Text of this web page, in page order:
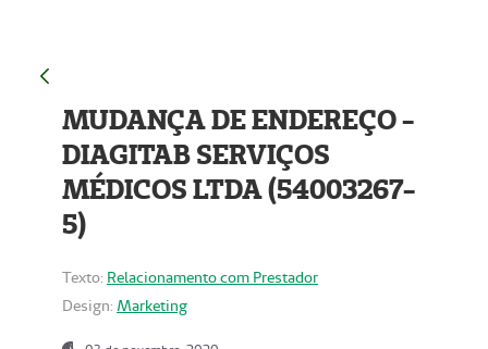
MUDANÇA DE ENDEREÇO -
DIAGITAB SERVIÇOS
MÉDICOS LTDA (54003267-
5)
Texto: Relacionamento com Prestador
Design: Marketing